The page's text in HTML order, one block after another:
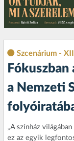
Szcenárium -
a Nemzeti
„A színház világában
ez az egyik